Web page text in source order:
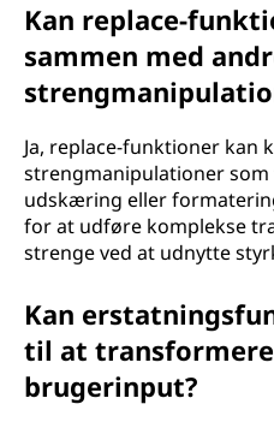
Kan replace-
sammen med
Ja, replace-funktioner kan
strengmanipulationer
udskæring eller
for at udføre komplekse
strenge ved at udnytte
Kan
til at
brugerinput?